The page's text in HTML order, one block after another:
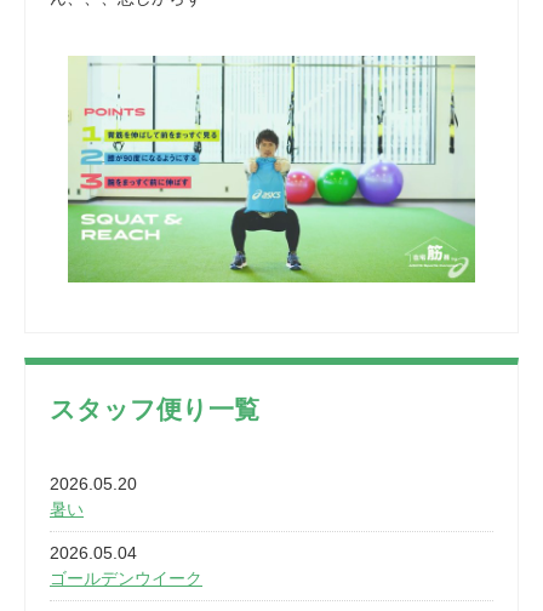
スタッフ便り一覧
2026.05.20
暑い
2026.05.04
ゴールデンウイーク